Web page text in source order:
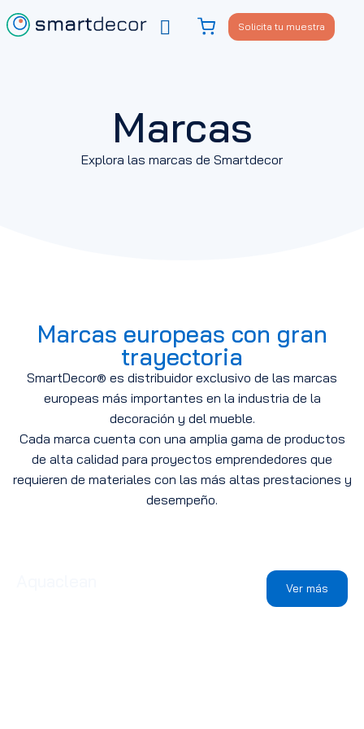
Solicita tu muestra
Marcas
Explora las marcas de Smartdecor
Marcas europeas con gran
trayectoria
SmartDecor® es distribuidor exclusivo de las marcas
europeas más importantes en la industria de la
decoración y del mueble.
Cada marca cuenta con una amplia gama de productos
de alta calidad para proyectos emprendedores que
requieren de materiales con las más altas prestaciones y
desempeño.
Ver más